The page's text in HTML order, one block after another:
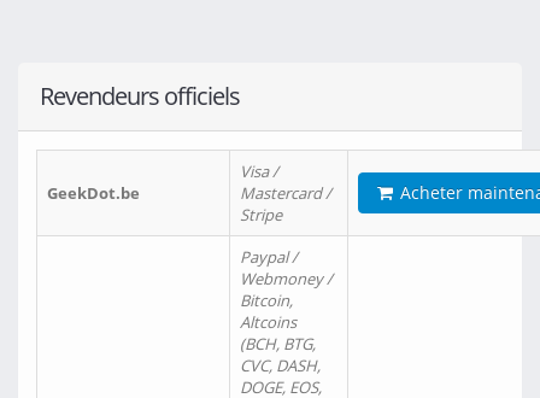
Revendeurs officiels
GeekDot.be
Visa /
Mastercard /
Stripe
Acheter
Paypal /
Webmoney /
Bitcoin,
Altcoins
(BCH, BTG,
CVC, DASH,
DOGE, EOS,